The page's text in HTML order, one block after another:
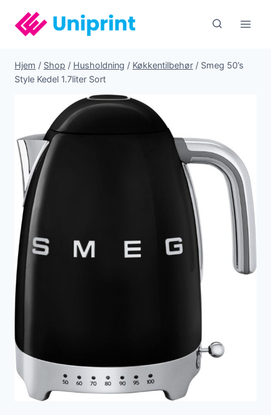
indhold
Hjem / Shop / Husholdning / Køkkentilbehør / Smeg 50’s
Style Kedel 1.7liter Sort